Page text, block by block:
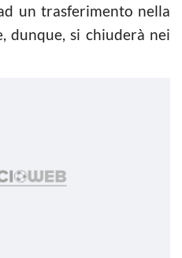
un trasferimento nella
dunque, si chiuderà nei